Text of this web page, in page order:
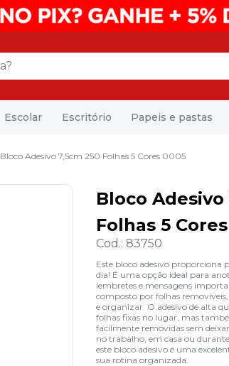
Escolar Escritório Papeis e pastas
Bloco Adesivo 7,5cm 250 Folhas 5 Cores 0005
Bloco Adesivo
Folhas 5
Cod.: 83750
Este bloco adesivo proporciona
dia! É uma opção ideal para
lembretes e mensagens
composto por folhas
e organizar. O adesivo de alta
folhas fixas no lugar, mas
facilmente removidas sem
no trabalho, em casa ou durante
este bloco adesivo é uma
sua rotina organizada.